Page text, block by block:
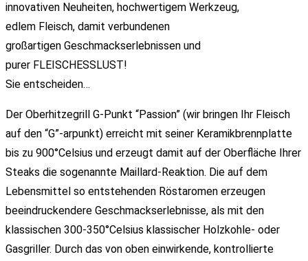
innovativen Neuheiten, hochwertigem Werkzeug,
edlem Fleisch, damit verbundenen
großartigen Geschmackserlebnissen und
purer FLEISCHESSLUST!
Sie entscheiden…
Der Oberhitzegrill G-Punkt “Passion” (wir bringen Ihr Fleisch
auf den “G”-arpunkt) erreicht mit seiner Keramikbrennplatte
bis zu 900°Celsius und erzeugt damit auf der Oberfläche Ihrer
Steaks die sogenannte Maillard-Reaktion. Die auf dem
Lebensmittel so entstehenden Röstaromen erzeugen
beeindruckendere Geschmackserlebnisse, als mit den
klassischen 300-350°Celsius klassischer Holzkohle- oder
Gasgriller. Durch das von oben einwirkende, kontrollierte